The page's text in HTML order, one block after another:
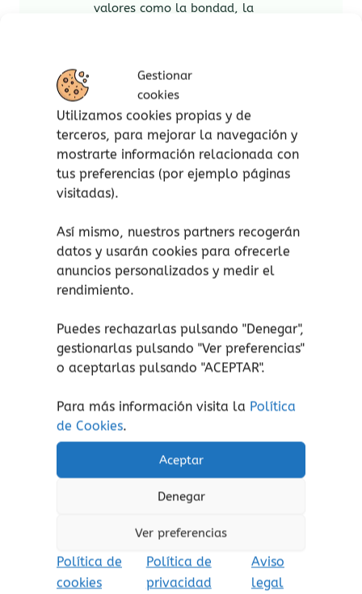
Gestionar
cookies
Utilizamos cookies propias y de
terceros, para mejorar la navegación y
mostrarte información relacionada con
tus preferencias (por ejemplo páginas
visitadas).
Así mismo, nuestros partners recogerán
datos y usarán cookies para ofrecerle
anuncios personalizados y medir el
rendimiento.
Puedes rechazarlas pulsando "Denegar",
gestionarlas pulsando "Ver preferencias"
o aceptarlas pulsando "ACEPTAR".
Para más información visita la Política
de Cookies.
Aceptar
Denegar
Ver preferencias
Política de
cookies
Política de
privacidad
Aviso
legal
valores como la bondad, la
Celebrar la Navidad:
comprender el verdadero significado
de la Navidad, más allá de lo
material, y a disfrutar de la unión y el
espíritu festivo.
Motivar la lectura:una genial
herramienta para inspirar el amor por
sumergirse en la historia y a usar su
imaginación.
Productos relacionados
Eres como…
16,00€ (Iva incluido)
Este
tiene
variantes.
Las
se
elegir
en
la
Momentos especiales
Una cena
monstruosa